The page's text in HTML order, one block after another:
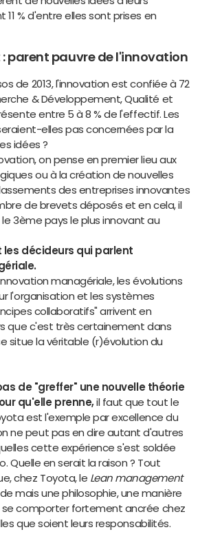
% d'entre elles sont prises en
parent pauvre de l'innovation
de 2013, l'innovation est confiée à 72
& Développement, Qualité et
entre 5 à 8 % de l'effectif. Les
elles pas concernées par la
idées ?
on pense en premier lieu aux
ou à la création de nouvelles
des entreprises innovantes
de brevets déposés et en cela, il
3ème pays le plus innovant au
les décideurs qui parlent
managériale, les évolutions
l'organisation et les systèmes
collaboratifs" arrivent en
que c'est très certainement dans
situe la véritable (r)évolution du
de "greffer" une nouvelle théorie
qu'elle prenne,il faut que tout le
est l'exemple par excellence du
ne peut pas en dire autant d'autres
cette expérience s'est soldée
Quelle en serait la raison ? Tout
chez Toyota, le Lean management
mais une philosophie, une manière
comporter fortement ancrée chez
que soient leurs responsabilités.